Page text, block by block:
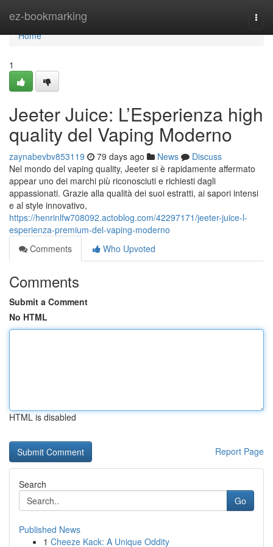
ez-bookmarking
Home
Home
1
Jeeter Juice: L’Esperienza high
quality del Vaping Moderno
zaynabevbv853119 79 days ago News
Discuss
Nel mondo del vaping quality, Jeeter si è rapidamente affermato
appear uno dei marchi più riconosciuti e richiesti dagli
appassionati. Grazie alla qualità dei suoi estratti, ai sapori intensi
e al style innovativo,
https://henrinlfw708092.actoblog.com/42297171/jeeter-juice-l-
esperienza-premium-del-vaping-moderno
Comments
Who Upvoted
Comments
Submit a Comment
No HTML
HTML is disabled
Report Page
Search
Go
Published News
1 Cheeze Kack: A Unique Oddity